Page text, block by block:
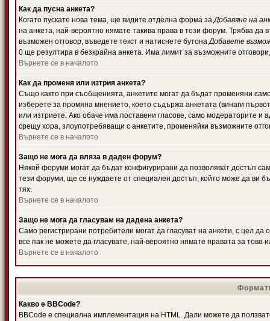
Как да пусна анкета?
Когато пускате нова тема, ще видите отделна форма заДобавяне на
на анкета, най-вероятно нямате такива права в този форум. Трябва да
възможен отговор, въведете текст и натиснете бутонаДобавете
0 ще резултира в безкрайна анкета. Има лимит за възможните
Върнете се в началото
Как да променя или изтрия анкета?
Също както при съобщенията, анкетите могат да бъдат променяни
изберете за промяна мнението, което съдържа анкетата (винаги
или изтриете. Ако обаче има поставени гласове, само модераторите и
срещу хора, злоупотребяващи с анкетите, променяйки възможните
Върнете се в началото
Защо не мога да вляза в даден форум?
Някой форуми могат да бъдат конфигурирани да позволяват достъп
тези форуми, ще се нуждаете от специален достъп, който може да ви
тях.
Върнете се в началото
Защо не мога да гласувам на дадена анкета?
Само регистрирани потребители могат да гласуват на анкети, с цел
все пак не можете да гласувате, най-вероятно нямате правата за това
Върнете се в началото
Какво е BBCode?
BBCode е специална имплементация на HTML. Дали можете да